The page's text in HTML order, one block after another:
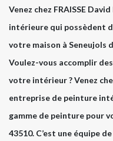
Venez chez FRAISSE
intérieure qui possèdent
votre maison à Seneujols
Voulez-vous accomplir
votre intérieur ? Venez
entreprise de peinture
gamme de peinture pour
43510. C’est une équipe